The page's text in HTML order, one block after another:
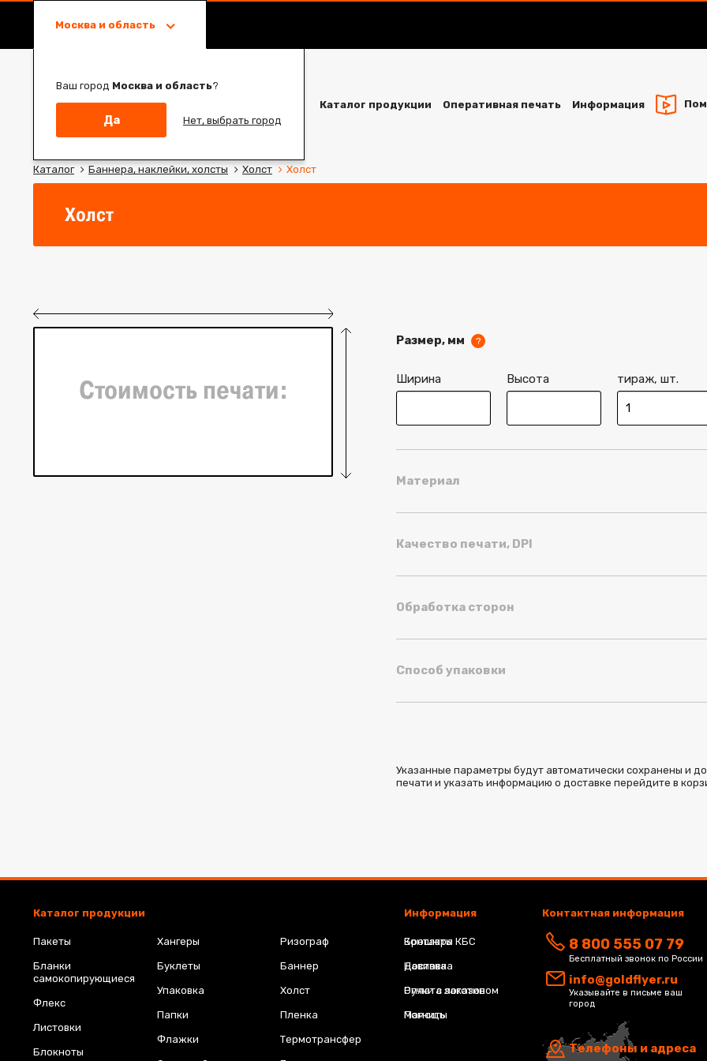
Москва и область
Ваш город Москва и область?
Да Нет, выбрать город
Каталог продукции Оперативная печать Информация
Каталог Баннера, наклейки, холсты Холст Холст
Холст
Стоимость печати:
Размер, мм
Ширина Высота тираж, шт.
Материал
Качество печати, DPI
Обработка сторон
Способ упаковки
Указанные параметры будут автоматически сохранены и
печати и указать информацию о доставке перейдите в
Каталог продукции
Пакеты
Бланки
самокопирующиеся
Флекс
Листовки
Блокноты
Хангеры
Буклеты
Упаковка
Папки
Флажки
Ризограф
Баннер
Холст
Пленка
Термотрансфер
Брошюра КБС
Навивка
Ручки с логотипом
Магниты
Информация
Контакты
Доставка
Оплата заказов
Помощь
Контактная информация
8 800 555 07 79
Бесплатный звонок по России
info@goldflyer.ru
Указывайте в письме ваш
город
Телефоны и адреса